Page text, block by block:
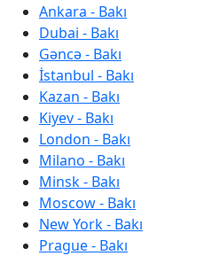
Ankara - Bakı
Dubai - Bakı
Gəncə - Bakı
İstanbul - Bakı
Kazan - Bakı
Kiyev - Bakı
London - Bakı
Milano - Bakı
Minsk - Bakı
Moscow - Bakı
New York - Bakı
Prague - Bakı